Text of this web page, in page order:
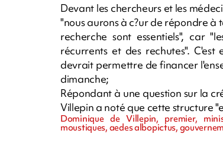
Devant les chercheurs et les
"nous aurons à c?ur de répondre à
recherche sont essentiels", car
récurrents et des rechutes".
devrait permettre de financer
dimanche;
Répondant à une question sur la
Villepin a noté que cette structure
Dominique de Villepin, premier,
moustiques, aedes albopictus,